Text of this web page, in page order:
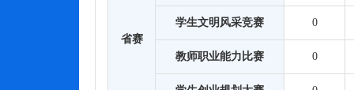
省赛
学生文明风采竞赛 0
教师职业能力比赛 0